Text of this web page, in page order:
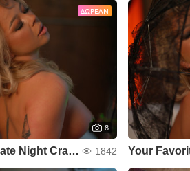
ΔΩΡΕΆΝ
8
Your Late Night Craving 1842